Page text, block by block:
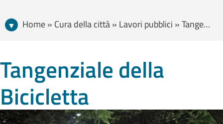
Home » Cura della città » Lavori pubblici » Tangenziale della Bicicletta
Tangenziale della
Bicicletta